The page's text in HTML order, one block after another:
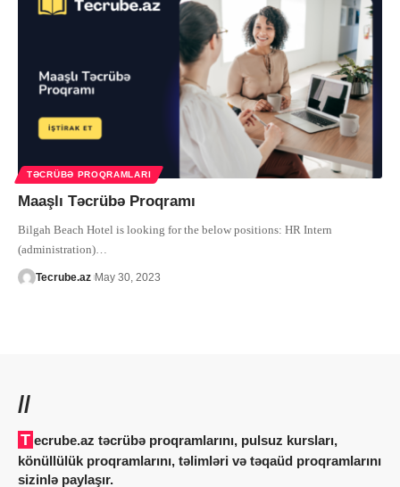
TƏCRÜBƏ PROQRAMLARI
Maaşlı Təcrübə Proqramı
Bilgah Beach Hotel is looking for the below positions: HR Intern
(administration)…
Tecrube.az May 30, 2023
//
Tecrube.az təcrübə proqramlarını, pulsuz kursları,
könüllülük proqramlarını, təlimləri və təqaüd proqramlarını
sizinlə paylaşır.